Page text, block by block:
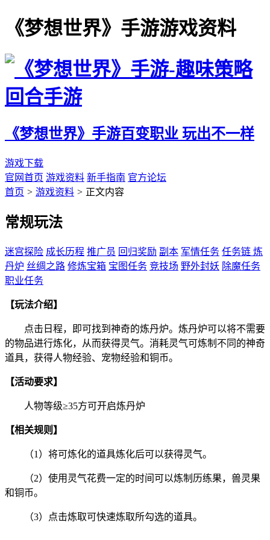
《梦想世界》手游游戏资料
《梦想世界》手游百变职业 玩出不一样
游戏下载
官网首页 游戏资料 新手指南 官方论坛
首页 > 游戏资料 > 正文内容
常规玩法
迷宫探险 成长历程 推广员 回归奖励 副本 军情任务 任务链 炼
丹炉 丝绸之路 修炼宝箱 宝图任务 竞技场 野外封妖 除魔任务
职业任务
【玩法介绍】
点击日程，即可找到神奇的炼丹炉。炼丹炉可以将不需要
的物品进行炼化，从而获得灵气。消耗灵气可炼制不同的神奇
道具，获得人物经验、宠物经验和铜币。
【活动要求】
人物等级≥35方可开启炼丹炉
【相关规则】
（1）将可炼化的道具炼化后可以获得灵气。
（2）使用灵气花费一定的时间可以炼制历练果，兽灵果
和铜币。
（3）点击炼取可快速炼取所勾选的道具。